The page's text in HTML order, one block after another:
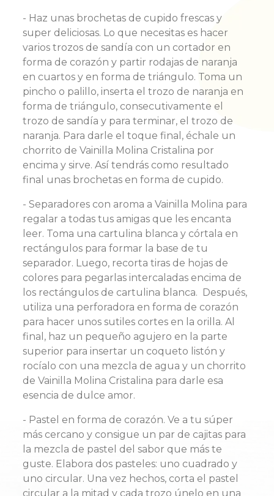
- Haz unas brochetas de cupido frescas y
super deliciosas. Lo que necesitas es hacer
varios trozos de sandía con un cortador en
forma de corazón y partir rodajas de naranja
en cuartos y en forma de triángulo. Toma un
pincho o palillo, inserta el trozo de naranja en
forma de triángulo, consecutivamente el
trozo de sandía y para terminar, el trozo de
naranja. Para darle el toque final, échale un
chorrito de Vainilla Molina Cristalina por
encima y sirve. Así tendrás como resultado
final unas brochetas en forma de cupido.
- Separadores con aroma a Vainilla Molina para
regalar a todas tus amigas que les encanta
leer. Toma una cartulina blanca y córtala en
rectángulos para formar la base de tu
separador. Luego, recorta tiras de hojas de
colores para pegarlas intercaladas encima de
los rectángulos de cartulina blanca. Después,
utiliza una perforadora en forma de corazón
para hacer unos sutiles cortes en la orilla. Al
final, haz un pequeño agujero en la parte
superior para insertar un coqueto listón y
rocíalo con una mezcla de agua y un chorrito
de Vainilla Molina Cristalina para darle esa
esencia de dulce amor.
- Pastel en forma de corazón. Ve a tu súper
más cercano y consigue un par de cajitas para
la mezcla de pastel del sabor que más te
guste. Elabora dos pasteles: uno cuadrado y
uno circular. Una vez hechos, corta el pastel
circular a la mitad y cada trozo únelo en una